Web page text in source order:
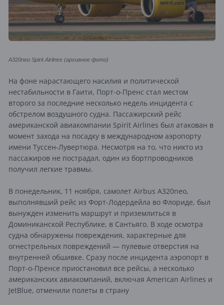
A320neo Spirit Airlines (архивное фото)
На фоне нарастающего насилия и политической
нестабильности в Гаити, Порт-о-Пренс стал местом
второго за последние несколько недель инцидента с
обстрелом воздушного судна. Пассажирский рейс
американской авиакомпании Spirit Airlines был атакован в
момент захода на посадку в международном аэропорту
имени Туссен-Лувертюра. Несмотря на то, что никто из
пассажиров не пострадал, один из бортпроводников
получил легкие травмы.
В понедельник, 11 ноября, самолет Airbus A320neo,
выполнявший рейс из Форт-Лодердейла во Флориде, был
вынужден изменить маршрут и приземлиться в
Доминиканской Республике, в Сантьяго. В ходе осмотра
судна обнаружены повреждения, характерные для
огнестрельных повреждений — пулевые отверстия на
внутренней обшивке. Сразу после инцидента аэропорт в
Порт-о-Пренсе приостановил все рейсы, а несколько
американских авиакомпаний, включая American Airlines и
JetBlue, отменили полеты в страну